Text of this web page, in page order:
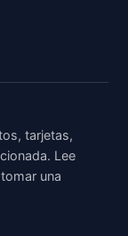
tarjetas,
Lee
una